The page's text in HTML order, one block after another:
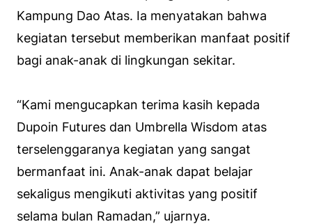
Kampung Dao Atas. Ia menyatakan bahwa
kegiatan tersebut memberikan manfaat positif
bagi anak-anak di lingkungan sekitar.
“Kami mengucapkan terima kasih kepada
Dupoin Futures dan Umbrella Wisdom atas
terselenggaranya kegiatan yang sangat
bermanfaat ini. Anak-anak dapat belajar
sekaligus mengikuti aktivitas yang positif
selama bulan Ramadan,” ujarnya.